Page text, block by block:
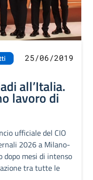
25/06/2019
all’Italia.
lavoro di
ufficiale del CIO
2026 a Milano-
mesi di intenso
tra tutte le